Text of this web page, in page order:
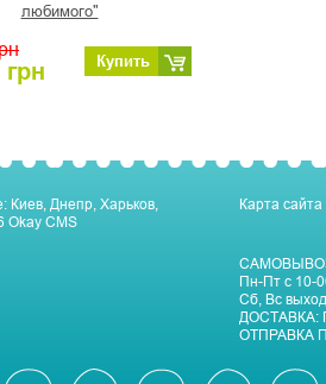
любимого"
грн Купить
Киев, Днепр, Харьков,
Okay CMS
Карта сайта
Пн-Пт c 10-
Сб, Вс
ДОСТАВКА:
ОТПРАВКА